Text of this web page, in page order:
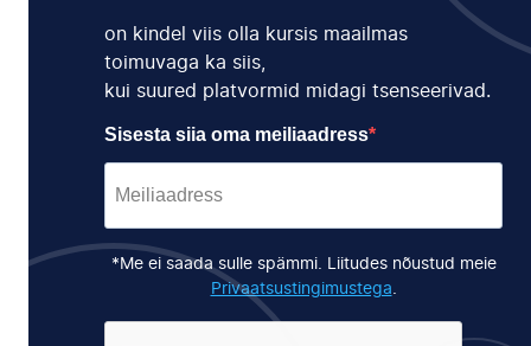
on kindel viis olla kursis maailmas
toimuvaga ka siis,
kui suured platvormid midagi tsenseerivad.
Sisesta siia oma meiliaadress
*Me ei saada sulle spämmi. Liitudes nõustud meie
Privaatsustingimustega